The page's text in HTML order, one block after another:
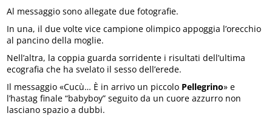
Al messaggio sono allegate due fotografie.
In una, il due volte vice campione olimpico appoggia l’orecchio
al pancino della moglie.
Nell’altra, la coppia guarda sorridente i risultati dell’ultima
ecografia che ha svelato il sesso dell’erede.
Il messaggio «Cucù… È in arrivo un piccolo Pellegrino» e
l’hastag finale “babyboy” seguito da un cuore azzurro non
lasciano spazio a dubbi.